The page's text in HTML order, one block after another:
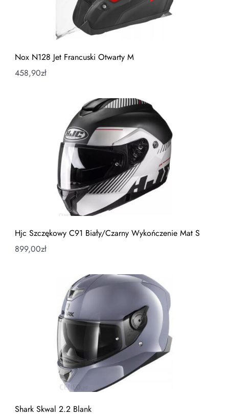
Nox N128 Jet Francuski Otwarty M
458,90zł
Hjc Szczękowy C91 Biały/Czarny Wykończenie Mat S
899,00zł
Shark Skwal 2.2 Blank